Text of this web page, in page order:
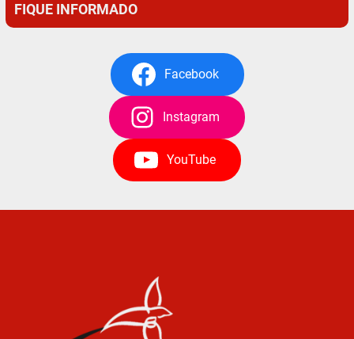
FIQUE INFORMADO
Facebook
Instagram
YouTube